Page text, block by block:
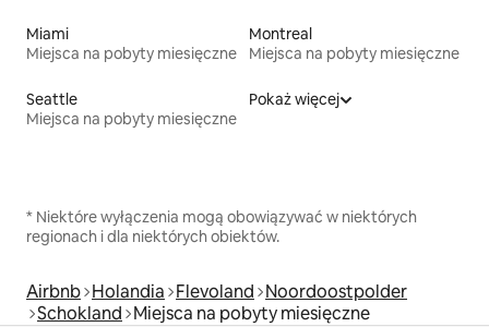
Miami
Miejsca na pobyty miesięczne
Montreal
Miejsca na pobyty miesięczne
Seattle
Miejsca na pobyty miesięczne
Pokaż więcej
* Niektóre wyłączenia mogą obowiązywać w niektórych
regionach i dla niektórych obiektów.
Airbnb Holandia Flevoland Noordoostpolder
Schokland Miejsca na pobyty miesięczne